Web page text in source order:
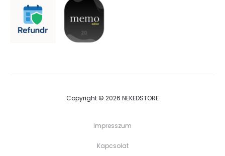
Copyright © 2026 NEKEDSTORE
Impresszum
Kapcsolat